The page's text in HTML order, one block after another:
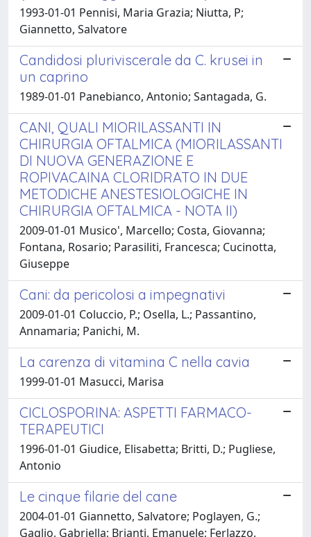
1993-01-01 Pennisi, Maria Grazia; Niutta, P;
Giannetto, Salvatore
Candidosi pluriviscerale da C. krusei in
un caprino
1989-01-01 Panebianco, Antonio; Santagada, G.
CANI, QUALI MIORILASSANTI IN
CHIRURGIA OFTALMICA (MIORILASSANTI
DI NUOVA GENERAZIONE E
ROPIVACAINA CLORIDRATO IN DUE
METODICHE ANESTESIOLOGICHE IN
CHIRURGIA OFTALMICA - NOTA II)
2009-01-01 Musico', Marcello; Costa, Giovanna;
Fontana, Rosario; Parasiliti, Francesca; Cucinotta,
Giuseppe
Cani: da pericolosi a impegnativi
2009-01-01 Coluccio, P.; Osella, L.; Passantino,
Annamaria; Panichi, M.
La carenza di vitamina C nella cavia
1999-01-01 Masucci, Marisa
CICLOSPORINA: ASPETTI FARMACO-
TERAPEUTICI
1996-01-01 Giudice, Elisabetta; Britti, D.; Pugliese,
Antonio
Le cinque filarie del cane
2004-01-01 Giannetto, Salvatore; Poglayen, G.;
Gaglio, Gabriella; Brianti, Emanuele; Ferlazzo,